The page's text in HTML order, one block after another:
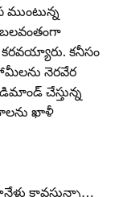
బలవంతంగా
కనీసం
నెరవేర
చేస్తున్న
ఖాళీ
కావస్తున్నా…